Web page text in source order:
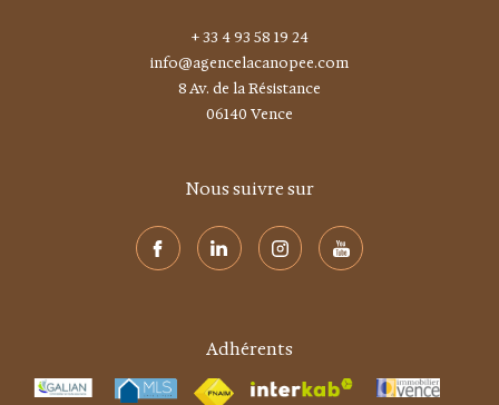
+ 33 4 93 58 19 24
info@agencelacanopee.com
8 Av. de la Résistance
06140
vence
Nous suivre sur
Adhérents